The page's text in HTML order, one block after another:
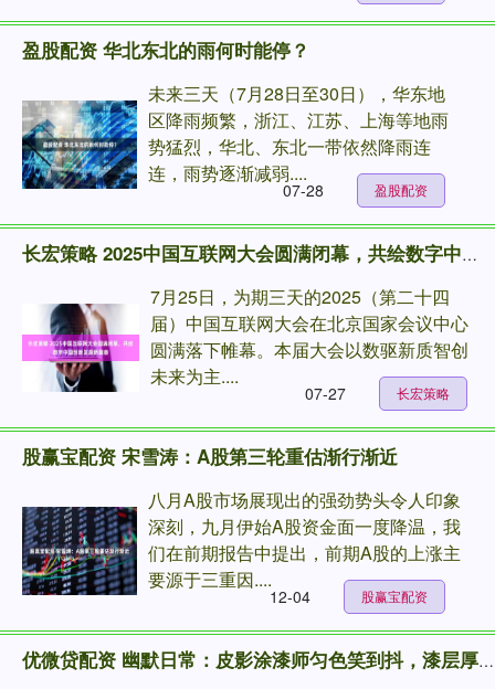
盈股配资 华北东北的雨何时能停？
未来三天（7月28日至30日），华东地
区降雨频繁，浙江、江苏、上海等地雨
势猛烈，华北、东北一带依然降雨连
连，雨势逐渐减弱....
盈股配资
07-28
长宏策略 2025中国互联网大会圆满闭幕，共绘数字中国创新发展新篇章
7月25日，为期三天的2025（第二十四
届）中国互联网大会在北京国家会议中心
圆满落下帷幕。本届大会以数驱新质智创
未来为主....
长宏策略
07-27
股赢宝配资 宋雪涛：A股第三轮重估渐行渐近
八月A股市场展现出的强劲势头令人印象
深刻，九月伊始A股资金面一度降温，我
们在前期报告中提出，前期A股的上涨主
要源于三重因....
股赢宝配资
12-04
优微贷配资 幽默日常：皮影涂漆师匀色笑到抖，漆层厚了半毫米_王师傅_结果_徒弟